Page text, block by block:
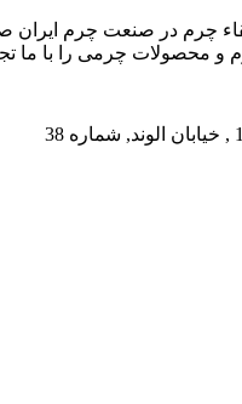
چرم در صنعت چرم ایران
محصولات چرمی را با ما